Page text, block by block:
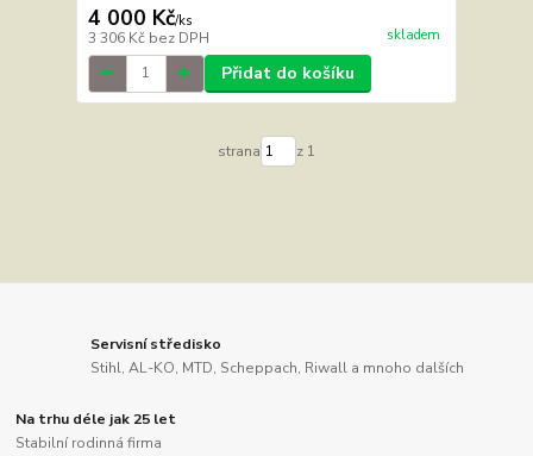
4 000 Kč/ks
3 306 Kč bez DPH skladem
Přidat do košíku
strana z 1
Servisní středisko
Stihl, AL-KO, MTD, Scheppach, Riwall a mnoho dalších
Na trhu déle jak 25 let
Stabilní rodinná firma